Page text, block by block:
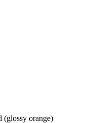
(glossy orange)